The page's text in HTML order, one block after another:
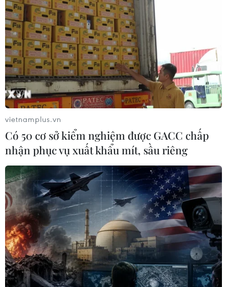
vietnamplus.vn
Có 50 cơ sở kiểm nghiệm được GACC chấp
nhận phục vụ xuất khẩu mít, sầu riêng